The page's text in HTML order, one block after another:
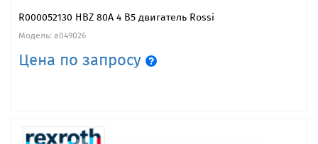
R000052130 HBZ 80A 4 B5 двигатель Rossi
Модель: a049026
Цена по запросу